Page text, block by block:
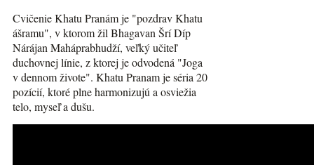
Cvičenie Khatu Pranám je "pozdrav Khatu
ášramu", v ktorom žil Bhagavan Šrí Díp
Nárájan Maháprabhudží, veľký učiteľ
duchovnej línie, z ktorej je odvodená "Joga
v dennom živote". Khatu Pranam je séria 20
pozícií, ktoré plne harmonizujú a osviežia
telo, myseľ a dušu.